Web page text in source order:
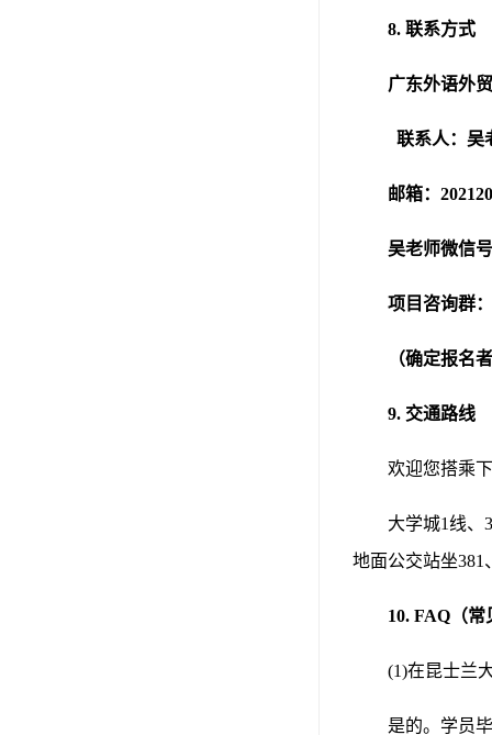
8. 联系方式
广东外语外
联系人：吴
邮箱： 202
吴老师微信
项目咨询群
（确定报名
9. 交通路线
欢迎您搭乘
大学城1线、
地面公交站坐381
10. FAQ（常
(1)在昆士兰
是的。学员